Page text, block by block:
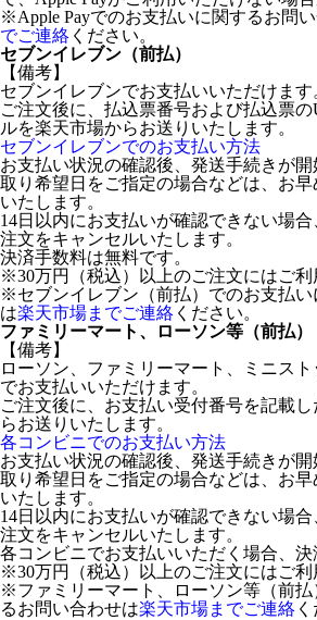
※Apple Payでのお支払いに関するお問
でご連絡 ください。
セブンイレブン（前払）
【備考】
セブンイレブンでお支払いいただけます
ご注文後に、払込票番号および払込票
ルを楽天市場からお送りいたします。
セブンイレブンでのお支払い方法
お支払い状況の確認後、発送手続きが
取り希望日をご指定の場合などは、お
いたします。
14日以内にお支払いが確認できない場
注文をキャンセルいたします。
決済手数料は無料です。
※30万円（税込）以上のご注文にはご利
※セブンイレブン（前払）でのお支払
は楽天市場までご連絡 ください。
ファミリーマート、ローソン等（前払）
【備考】
ローソン、ファミリーマート、ミニス
でお支払いいただけます。
ご注文後に、お支払い受付番号を記載
らお送りいたします。
各コンビニでのお支払い方法
お支払い状況の確認後、発送手続きが
取り希望日をご指定の場合などは、お
いたします。
14日以内にお支払いが確認できない場
注文をキャンセルいたします。
各コンビニでお支払いいただく場合、決
※30万円（税込）以上のご注文にはご利
※ファミリーマート、ローソン等（前払
るお問い合わせは楽天市場までご連絡